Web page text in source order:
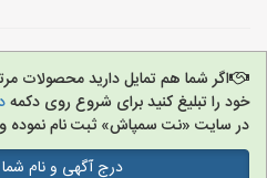
اگر شما هم تمایل دارید محصولات
خود را تبلیغ کنید برای شروع روی دکمه
در سایت «نت سمپاش» ثبت نام نموده
درج آگهی و نام